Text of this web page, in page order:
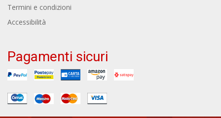
Termini e condizioni
Accessibilità
Pagamenti sicuri